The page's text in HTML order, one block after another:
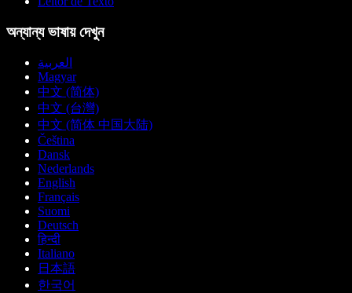
অন্যান্য ভাষায় দেখুন
العربية
Magyar
中文 (简体)
中文 (台灣)
中文 (简体 中国大陆)
Čeština
Dansk
Nederlands
English
Français
Suomi
Deutsch
हिन्दी
Italiano
日本語
한국어